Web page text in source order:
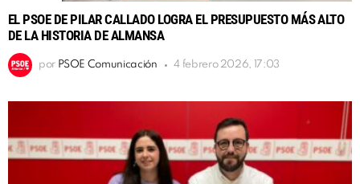
EL PSOE DE PILAR CALLADO LOGRA EL PRESUPUESTO MÁS ALTO
DE LA HISTORIA DE ALMANSA
por PSOE Comunicación 4 febrero 2026, 17:03